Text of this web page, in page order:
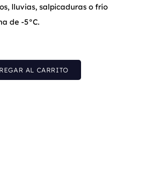
lluvias, salpicaduras o frío
de -5°C.
AL CARRITO